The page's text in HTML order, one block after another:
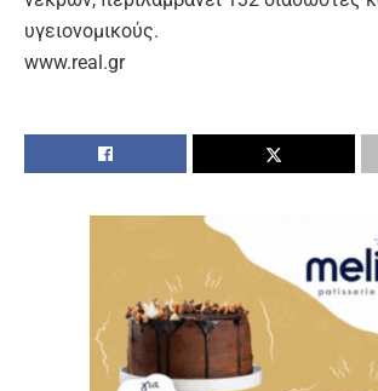
υγειονομικούς.
www.real.gr